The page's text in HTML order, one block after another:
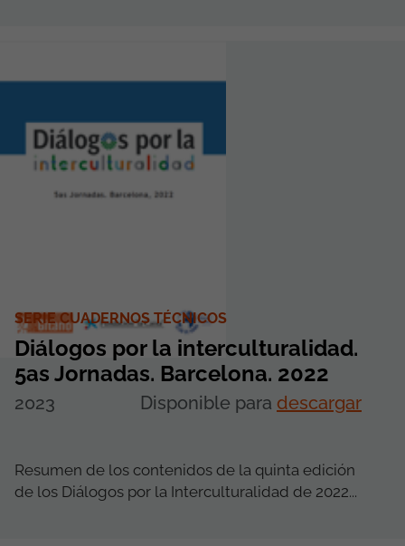
SERIE CUADERNOS TÉCNICOS
Diálogos por la interculturalidad.
5as Jornadas. Barcelona. 2022
2023 Disponible para descargar
Resumen de los contenidos de la quinta edición
de los Diálogos por la Interculturalidad de 2022...